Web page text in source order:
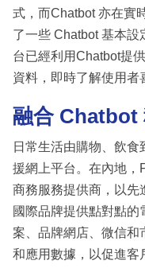
式，而Chatbot 亦在實
了一些 Chatbot 基本
台已經利用Chatbot提
資料，即時了解使用者
融合 Chatbot
日常生活由購物、飲
援網上平台。在內地，
商務服務提供商，以先
國際品牌提供點對點
案、品牌網店、微信和
和應用數據，以促進客